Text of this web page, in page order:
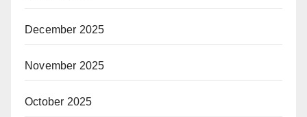
December 2025
November 2025
October 2025